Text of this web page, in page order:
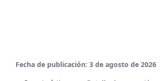
Fecha de publicación: 3 de agosto de 2026